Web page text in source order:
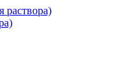
раствора)